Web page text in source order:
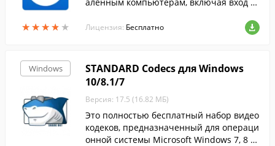
★★★★ ★
★★★★ ★
перезагрузку....
Лицензия: Бесплатно
Windows
STANDARD Codecs для Windows
10/8.1/7
Версия: 17.5 (16.82 МБ)
Это полностью бесплатный набор видео
кодеков, предназначенный для операци
онной системы Microsoft Windows 7, 8 и